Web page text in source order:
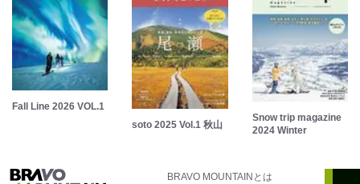
Fall Line 2026 VOL.1
soto 2025 Vol.1 秋山
Snow trip magazine
2024 Winter
BRAVO MOUNTAINとは